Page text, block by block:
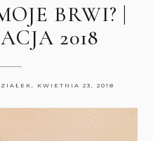
BRWI? |
2018
KWIETNIA 23, 2018